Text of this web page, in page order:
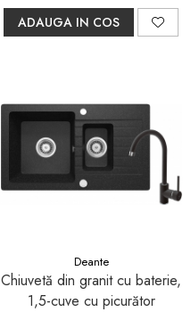
ADAUGA IN COS
Deante
Chiuvetă din granit cu baterie,
1,5-cuve cu picurător